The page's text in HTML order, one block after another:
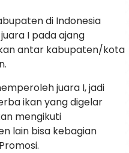
di Indonesia
I pada ajang
antar kabupaten/kota
juara I, jadi
ikan yang digelar
mengikuti
lain bisa kebagian